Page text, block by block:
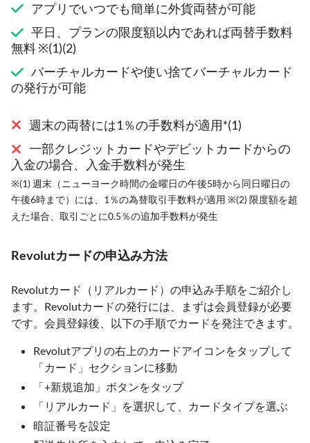
アプリでいつでも簡単に外貨両替が可能
平日、プランの限度額以内であれば両替手数料
無料 ※(1)(2)
バーチャルカードや使い捨てバーチャルカード
の発行が可能
週末の両替には1％の手数料が適用*(1)
一部クレジットカードやデビットカードからの
入金の場合、入金手数料が発生
※(1) 週末（ニューヨーク時間の金曜日の午後5時から同日曜日の
午後6時まで）には、1％の為替取引手数料が適用 ※(2) 限度額を超
えた場合、取引ごとに0.5％の追加手数料が発生
Revolutカードの申込み方法
Revolutカード（リアルカード）の申込み手順をご紹介し
ます。Revolutカードの発行には、まずは会員登録が必要
です。会員登録後、以下の手順でカードを発注できます。
Revolutアプリの右上のカードアイコンをタップして
「カード」セクションに移動
「+新規追加」ボタンをタップ
「リアルカード」を選択して、カードタイプを選ぶ
暗証番号を設定